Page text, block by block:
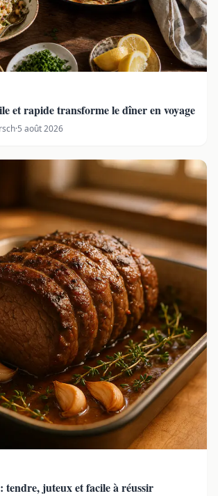
et rapide transforme le dîner en voyage
·5 août 2026
tendre, juteux et facile à réussir